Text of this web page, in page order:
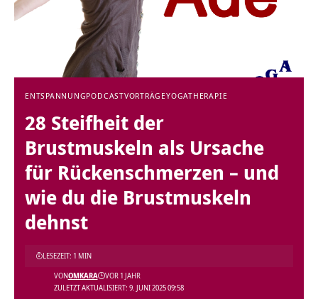
ENTSPANNUNGPODCASTVORTRÄGEYOGATHERAPIE
28 Steifheit der
Brustmuskeln als Ursache
für Rückenschmerzen – und
wie du die Brustmuskeln
dehnst
ZULETZT AKTUALISIERT: 9. JUNI 2025 09:58
VONOMKARA VOR 1 JAHR
LESEZEIT: 1 MIN